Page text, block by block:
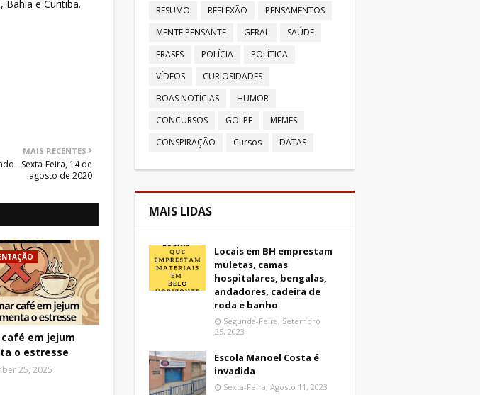
Bahia e Curitiba.
MAIS RECENTES
- Sexta-Feira, 14 de
agosto de 2020
em jejum
o estresse
25, 2025
RESUMO REFLEXÃO
PENSAMENTOS
MENTE PENSANTE
GERAL
SAÚDE
FRASES
POLÍCIA
POLÍTICA
VÍDEOS
CURIOSIDADES
BOAS NOTÍCIAS
HUMOR
CONCURSOS
GOLPE
MEMES
CONSPIRAÇÃO
Cursos DATAS
MAIS LIDAS
Locais em BH emprestam
muletas, camas
hospitalares, bengalas,
andadores, cadeira de
roda e banho
Segunda-Feira, Setembro
25, 2023
Escola Manoel Costa é
invadida
Sexta-Feira, Agosto 11, 2023